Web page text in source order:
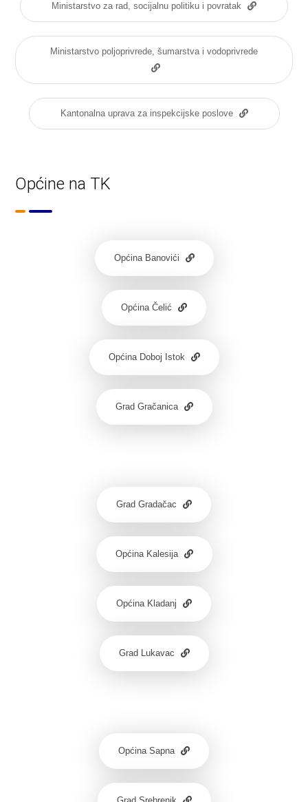
Ministarstvo za rad, socijalnu politiku i povratak
Ministarstvo poljoprivrede, šumarstva i vodoprivrede
Kantonalna uprava za inspekcijske poslove
Općine na TK
Općina Banovići
Općina Čelić
Općina Doboj Istok
Grad Gračanica
Grad Gradačac
Općina Kalesija
Općina Kladanj
Grad Lukavac
Općina Sapna